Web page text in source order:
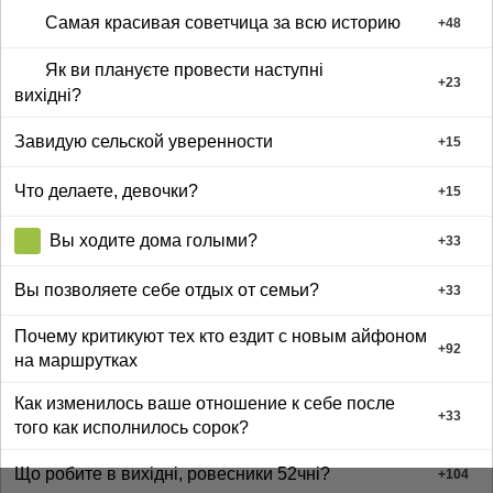
Самая красивая советчица за всю историю +48
Як ви плануєте провести наступні
вихідні?
+23
Завидую сельской уверенности +15
Что делаете, девочки? +15
Вы ходите дома голыми? +33
Вы позволяете себе отдых от семьи? +33
Почему критикуют тех кто ездит с новым айфоном
на маршрутках
+92
Как изменилось ваше отношение к себе после
того как исполнилось сорок?
+33
Що робите в вихідні, ровесники 52чні? +104